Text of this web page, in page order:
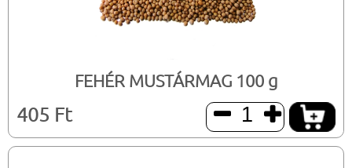
FEHÉR MUSTÁRMAG 100 g
405 Ft  